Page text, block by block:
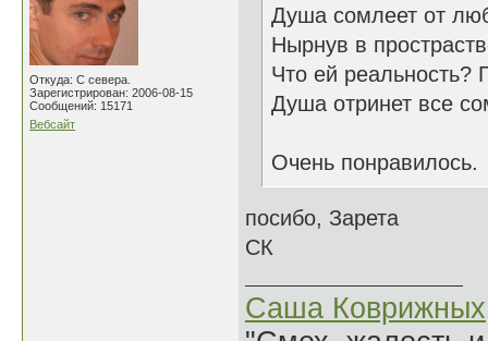
Откуда: С севера.
Зарегистрирован: 2006-08-15
Сообщений: 15171
Вебсайт
Душа сомлеет от
Нырнув в
Что ей реальность?
Душа отринет все
Очень понравилось.
посибо, Зарета
СК
Саша Коврижных